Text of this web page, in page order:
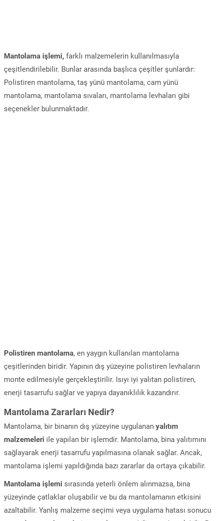
Mantolama işlemi, farklı malzemelerin kullanılmasıyla
çeşitlendirilebilir. Bunlar arasında başlıca çeşitler şunlardır:
Polistiren mantolama, taş yünü mantolama, cam yünü
mantolama, mantolama sıvaları, mantolama levhaları gibi
seçenekler bulunmaktadır.
Polistiren mantolama, en yaygın kullanılan mantolama
çeşitlerinden biridir. Yapının dış yüzeyine polistiren levhaların
monte edilmesiyle gerçekleştirilir. Isıyı iyi yalıtan polistiren,
enerji tasarrufu sağlar ve yapıya dayanıklılık kazandırır.
Mantolama Zararları Nedir?
Mantolama, bir binanın dış yüzeyine uygulanan yalıtım
malzemeleri ile yapılan bir işlemdir. Mantolama, bina yalıtımını
sağlayarak enerji tasarrufu yapılmasına olanak sağlar. Ancak,
mantolama işlemi yapıldığında bazı zararlar da ortaya çıkabilir.
Mantolama işlemi sırasında yeterli önlem alınmazsa, bina
yüzeyinde çatlaklar oluşabilir ve bu da mantolamanın etkisini
azaltabilir. Yanlış malzeme seçimi veya uygulama hatası sonucu